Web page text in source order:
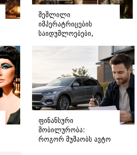
შეშლილი
იმპერატრიცების
საიდუმლოებები,
ფინანსური
მობილურობა:
როგორ მუშაობს ავტო